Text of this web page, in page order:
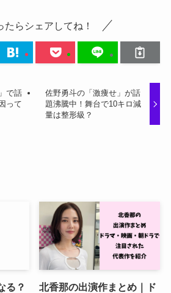
たらシェアしてね！
で話
って
佐野勇斗の「激痩せ」が話
題沸騰中！舞台で10キロ減
量は整形級？
る？
北香那の出演作まとめ｜ド